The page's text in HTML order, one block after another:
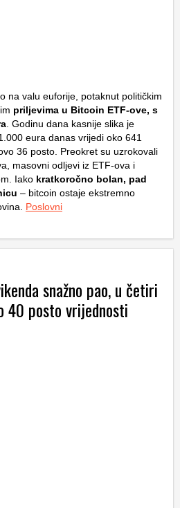
na valu euforije, potaknut političkim
priljevima u Bitcoin ETF-ove, s
. Godinu dana kasnije slika je
eura danas vrijedi oko 641
36 posto. Preokret su uzrokovali
masovni odljevi iz ETF-ova i
Iako kratkoročno bolan, pad
– bitcoin ostaje ekstremno
Poslovni
snažno pao, u četiri
40 posto vrijednosti